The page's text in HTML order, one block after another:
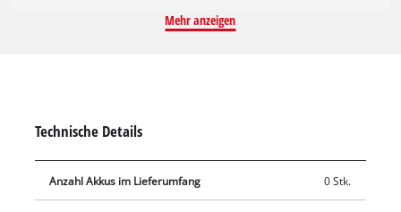
flexiblen Power X-Change-Familie und durch die schlanke
widrigen und regelmäßigen Einsätzen, der Softgrip gewährt
einen festen, sicheren Halt im Betrieb. Die Kartuschenpistole
verfügt über eine maximale Auspresskraft von bis zu 2.000 N,
Mehr anzeigen
Technische Details
Anzahl Akkus im Lieferumfang 0 Stk.